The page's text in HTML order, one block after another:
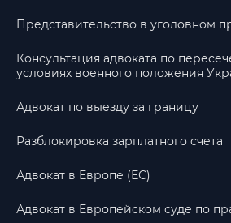
Представительство в уголовном
Консультация адвоката по
условиях военного положения
Адвокат по выезду за границу
Разблокировка зарплатного счета
Адвокат в Европе (ЕС)
Адвокат в Европейском суде по